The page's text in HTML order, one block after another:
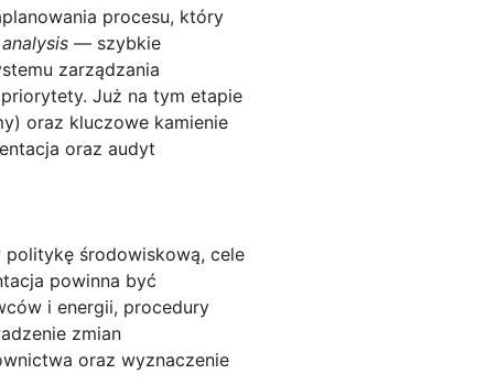
procesu, który
— szybkie
zarządzania
Już na tym etapie
oraz kluczowe kamienie
oraz audyt
środowiskową, cele
powinna być
i energii, procedury
zmian
oraz wyznaczenie